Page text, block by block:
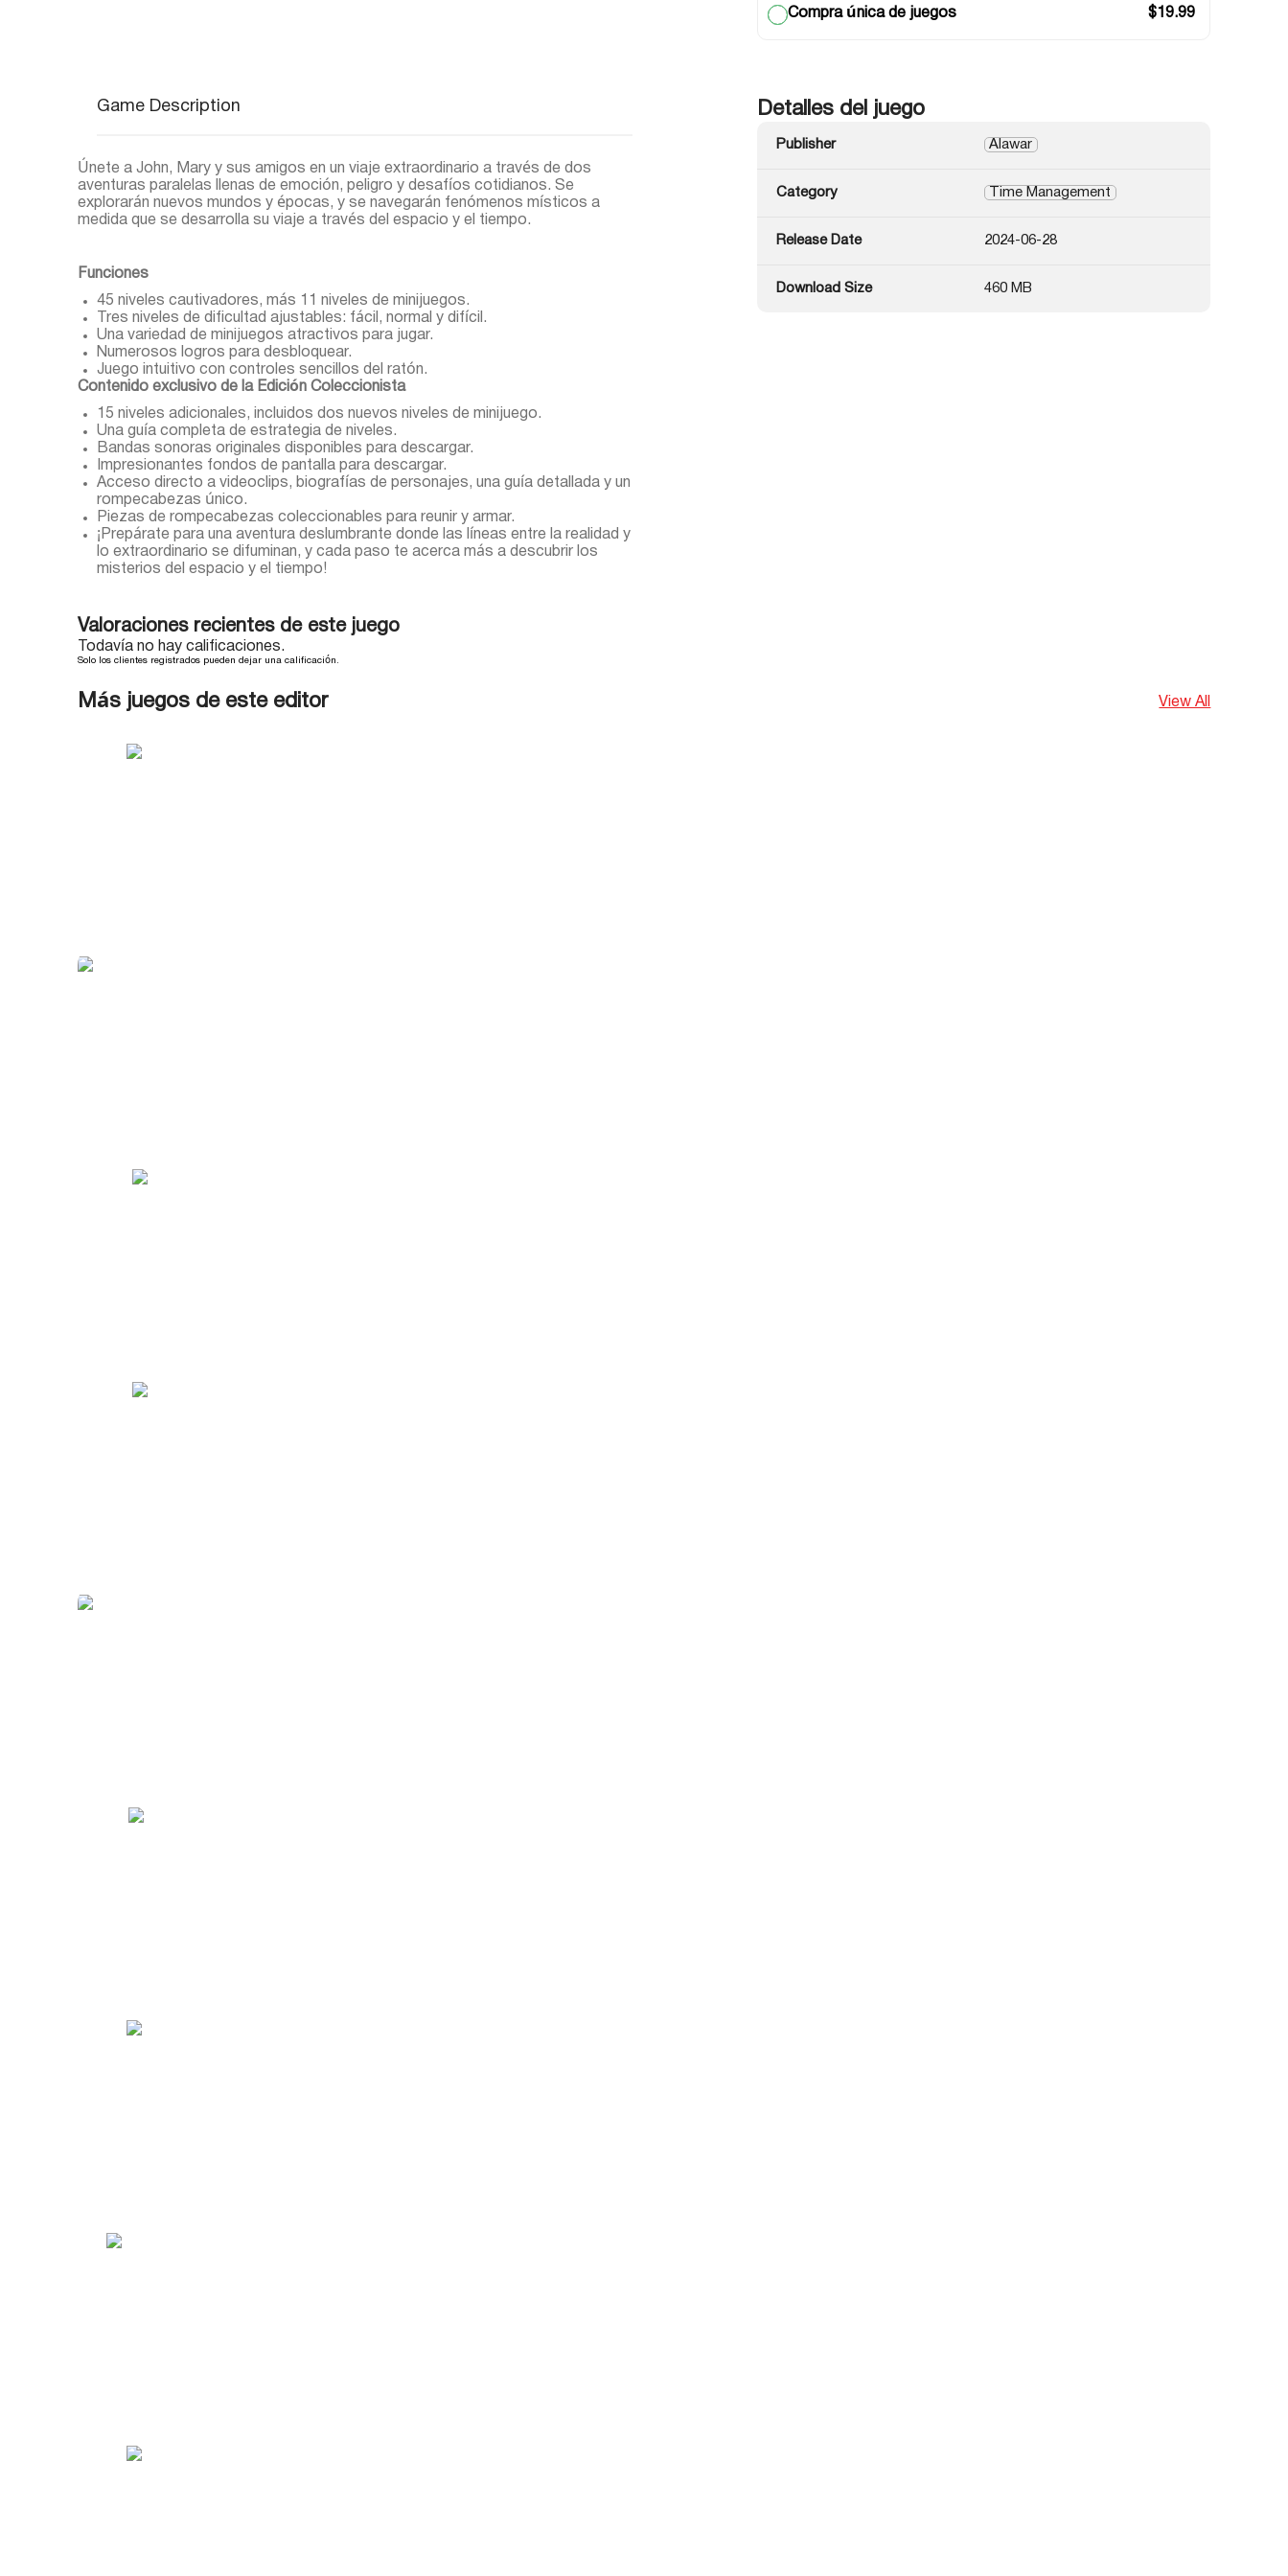
Compra única de juegos $19.99
Game Description
Únete a John, Mary y sus amigos en un viaje extraordinario a través de dos
aventuras paralelas llenas de emoción, peligro y desafíos cotidianos. Se
explorarán nuevos mundos y épocas, y se navegarán fenómenos místicos a
medida que se desarrolla su viaje a través del espacio y el tiempo.
Funciones
45 niveles cautivadores, más 11 niveles de minijuegos.
Tres niveles de dificultad ajustables: fácil, normal y difícil.
Una variedad de minijuegos atractivos para jugar.
Numerosos logros para desbloquear.
Juego intuitivo con controles sencillos del ratón.
Contenido exclusivo de la Edición Coleccionista
15 niveles adicionales, incluidos dos nuevos niveles de minijuego.
Una guía completa de estrategia de niveles.
Bandas sonoras originales disponibles para descargar.
Impresionantes fondos de pantalla para descargar.
Acceso directo a videoclips, biografías de personajes, una guía detallada y un
rompecabezas único.
Piezas de rompecabezas coleccionables para reunir y armar.
¡Prepárate para una aventura deslumbrante donde las líneas entre la realidad y
lo extraordinario se difuminan, y cada paso te acerca más a descubrir los
misterios del espacio y el tiempo!
Detalles del juego
Publisher Alawar
Category Time Management
Release Date 2024-06-28
Download Size 460 MB
Valoraciones recientes de este juego
Todavía no hay calificaciones.
Solo los clientes registrados pueden dejar una calificación.
Más juegos de este editor View All